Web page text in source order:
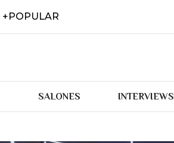
+POPULAR
SALONES INTERVIEWS